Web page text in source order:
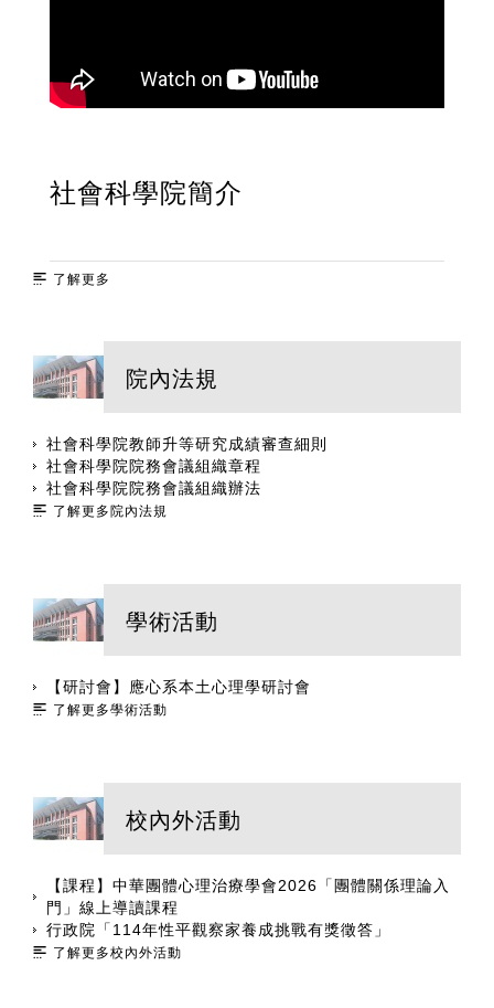
社會科學院簡介
了解更多
院內法規
社會科學院教師升等研究成績審查細則
社會科學院院務會議組織章程
社會科學院院務會議組織辦法
了解更多院內法規
學術活動
【研討會】應心系本土心理學研討會
了解更多學術活動
校內外活動
【課程】中華團體心理治療學會2026「團體關係理論入
門」線上導讀課程
行政院「114年性平觀察家養成挑戰有獎徵答」
了解更多校內外活動